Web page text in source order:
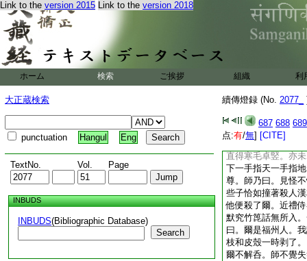
Link to the version 2015 Link to the version 2018
ホーム 検索 ご挨拶 組織 利
大正蔵検索
punctuation Hangul Eng
TextNo. Vol. Page
INBUDS
INBUDS(Bibliographic Database)
Search
續傳燈録 (No. 2077_
687 688 689
点:有/無] [CITE]
清光何處無
建寧府竺原宗元菴
慧分座西禪。丞相
之不就。歸舊里結
秖管尋來尋去。忽
了便見自家庫藏。
他求別有甚麼事。
楔解粘去縛。我這
縛了。送向深潭裏
法之人氣呑宇宙爲
達磨大師出來。也
直得寒毛卓竪。亦
下一手指天一手指
尊。師乃曰。見怪
些子恰如撞著殺人
他便殺了爾。近禮
默究竹箆話無所入
曰。爾是福州人。
枝和皮殼一時剥了
爾不解呑。師不覺